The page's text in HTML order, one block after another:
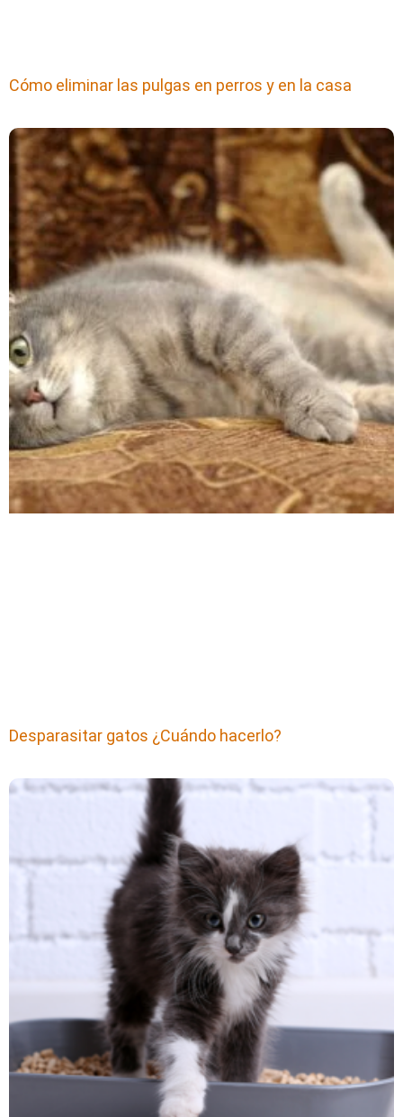
Cómo eliminar las pulgas en perros y en la casa
Desparasitar gatos ¿Cuándo hacerlo?